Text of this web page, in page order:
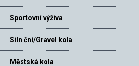
Sportovní výživa
Silniční/Gravel kola
Městská kola